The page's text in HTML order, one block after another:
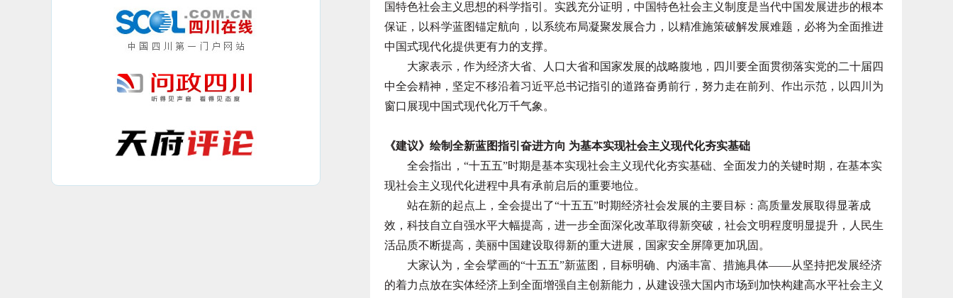
国特色社会主义思想的科学指引。实践充分证明，中国特色社会主义制度是当代中国发展进步的根本
保证，以科学蓝图锚定航向，以系统布局凝聚发展合力，以精准施策破解发展难题，必将为全面推进
中国式现代化提供更有力的支撑。
大家表示，作为经济大省、人口大省和国家发展的战略腹地，四川要全面贯彻落实党的二十届四
中全会精神，坚定不移沿着习近平总书记指引的道路奋勇前行，努力走在前列、作出示范，以四川为
窗口展现中国式现代化万千气象。
《建议》绘制全新蓝图指引奋进方向 为基本实现社会主义现代化夯实基础
全会指出，“十五五”时期是基本实现社会主义现代化夯实基础、全面发力的关键时期，在基本实
现社会主义现代化进程中具有承前启后的重要地位。
站在新的起点上，全会提出了“十五五”时期经济社会发展的主要目标：高质量发展取得显著成
效，科技自立自强水平大幅提高，进一步全面深化改革取得新突破，社会文明程度明显提升，人民生
活品质不断提高，美丽中国建设取得新的重大进展，国家安全屏障更加巩固。
大家认为，全会擘画的“十五五”新蓝图，目标明确、内涵丰富、措施具体——从坚持把发展经济
的着力点放在实体经济上到全面增强自主创新能力，从建设强大国内市场到加快构建高水平社会主义